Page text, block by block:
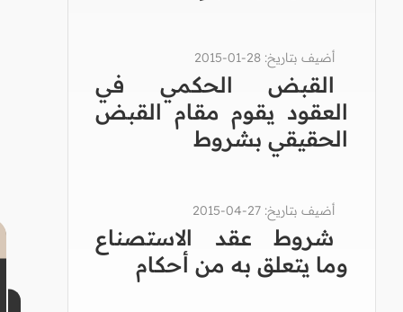
أضيف بتاريخ: 28-01-2015
القبض الحكمي في
العقود يقوم مقام القبض
الحقيقي بشروط
أضيف بتاريخ: 27-04-2015
شروط عقد الاستصناع
وما يتعلق به من أحكام